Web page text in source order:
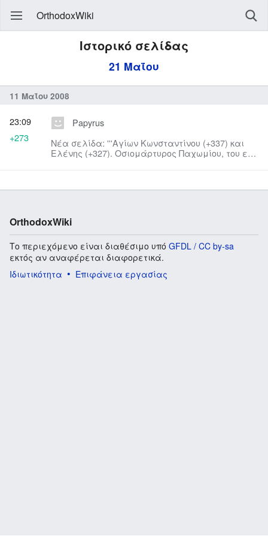
OrthodoxWiki
Ιστορικό σελίδας
21 Μαΐου
11 Μαΐου 2008
Papyrus
Νέα σελίδα: '''Αγίων Κωνσταντίνου (+337) και
Ελένης (+327). Οσιομάρτυρος Παχωμίου, του εν
23:09
+273
OrthodoxWiki
Το περιεχόμενο είναι διαθέσιμο υπό GFDL / CC by-sa
εκτός αν αναφέρεται διαφορετικά.
Ιδιωτικότητα
Επιφάνεια εργασίας